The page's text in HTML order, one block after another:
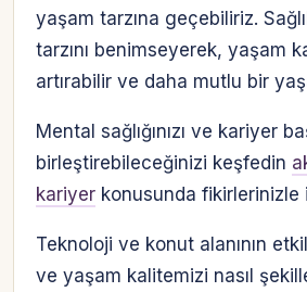
yaşam tarzına geçebiliriz.
tarzını benimseyerek, yaşam
artırabilir ve daha mutlu bir
Mental sağlığınızı ve kariyer
birleştirebileceğinizi keşfedin
kariyer konusunda fikirlerinizle
Teknoloji ve konut alanının
ve yaşam kalitemizi nasıl